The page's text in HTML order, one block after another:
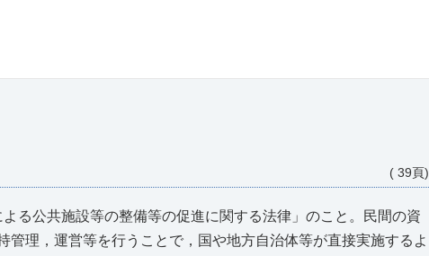
( 39頁)
る公共施設等の整備等の促進に関する法律」のこと。民間の資
理，運営等を行うことで，国や地方自治体等が直接実施するよ